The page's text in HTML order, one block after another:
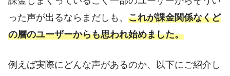
った声が出るならまだしも、 これが課金関係なくど
の層のユーザーからも思われ始めました。
例えば実際にどんな声があるのか、以下にご紹介し